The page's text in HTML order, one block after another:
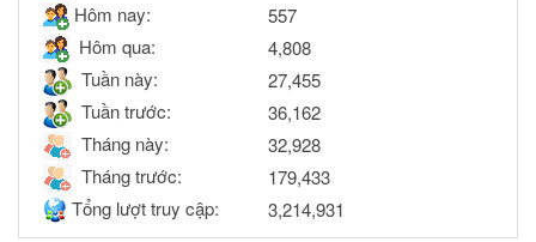
Hôm nay:
557
Hôm qua:
4,808
Tuần này:
27,455
Tuần trước:
36,162
Tháng này:
32,928
Tháng trước:
179,433
Tổng lượt truy cập:
3,214,931